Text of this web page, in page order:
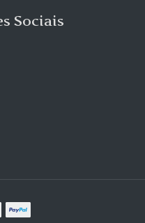
Sociais